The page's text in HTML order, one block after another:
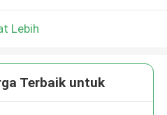
Lebih
Terbaik untuk